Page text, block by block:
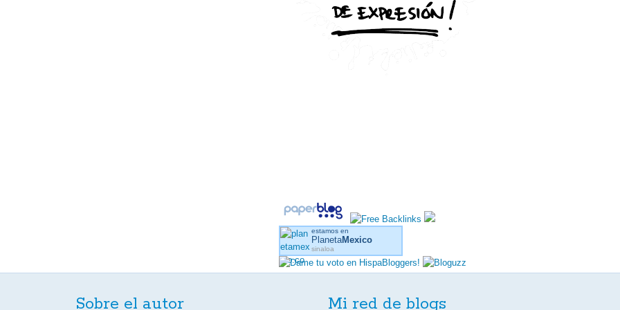
estamos en
PlanetaMexico
sinaloa
Sobre el autor Mi red de blogs